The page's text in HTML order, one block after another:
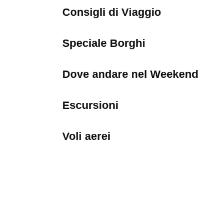
Consigli di Viaggio
Speciale Borghi
Dove andare nel Weekend
Escursioni
Voli aerei